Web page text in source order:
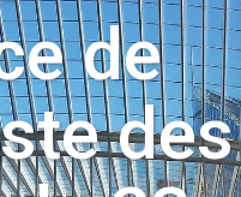
de
des